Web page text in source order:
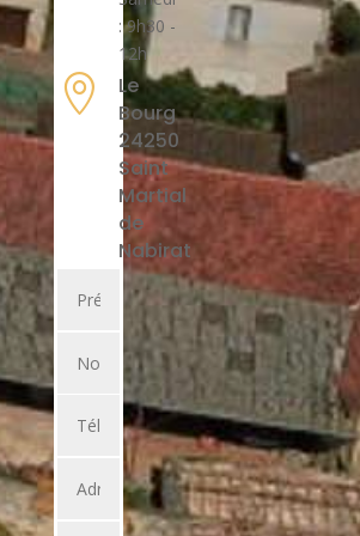
: 9h30 -
12h

Le
Bourg
24250
Saint
Martial
de
Nabirat